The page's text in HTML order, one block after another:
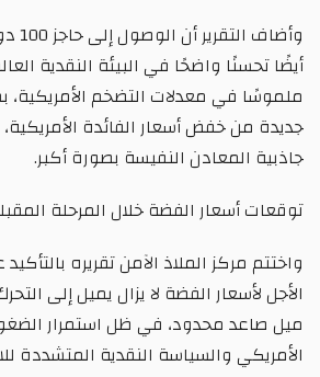
أيضًا تحسنًا واضحًا في البيئة النقدية
ملموسًا في معدلات التضخم الأمريكية،
جديدة من خفض أسعار الفائدة
جاذبية المعادن النفيسة بصورة أكبر.
توقعات أسعار الفضة خلال المرحلة
واختتم مركز الملاذ الآمن تقريره
الأجل لأسعار الفضة لا يزال يميل إلى
ميل صاعد محدود، في ظل استمرار
الأمريكي والسياسة النقدية المتشددة